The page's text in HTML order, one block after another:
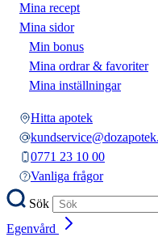
Mina recept
Mina sidor
Min bonus
Mina ordrar & favoriter
Mina inställningar
Hitta apotek
0771 23 10 00
Vanliga frågor
Sök
Egenvård